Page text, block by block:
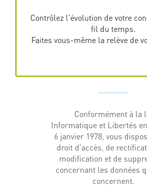
Contrôlez l'évolution de votre
fil du temps.
Faites vous-même la relève de
Conformément à la
Informatique et Libertés
6 janvier 1978, vous
droit d'accès, de
modification et de
concernant les données
concernent.